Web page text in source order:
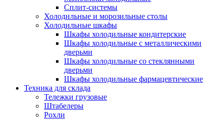
Сплит-системы
Холодильные и морозильные столы
Холодильные шкафы
Шкафы холодильные кондитерские
Шкафы холодильные с металлическими
дверьми
Шкафы холодильные со стеклянными
дверьми
Шкафы холодильные фармацевтические
Техника для склада
Тележки грузовые
Штабелеры
Рохли